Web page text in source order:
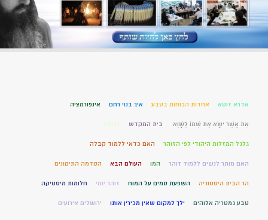
אדרא זוטא אחדות הכוחות בטבע איך בנוי רחם אינפורמציה
אֵת אֲשֶׁר יִשָּׂא אֶת שְׁמוֹ לַשָּׁוְא. בית המקדש בנימין
גלגל המזלות היהודי לפי הזוהר האם כדאי ללמוד קבלה
האם מותר לנשים ללמוד זוהר המן העולם הבא הקדמה התיקונים
הר הבית היסטוריה השפעת סמים על המוח זוהר יומי חלומות מיסטיקה
טבע גמטריה אלוהים ילך למקום שאין מכירין אותו ירושלים אירועים